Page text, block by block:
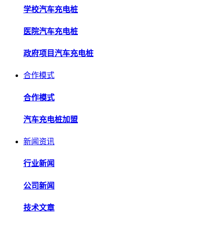
学校汽车充电桩
医院汽车充电桩
政府项目汽车充电桩
合作模式
合作模式
汽车充电桩加盟
新闻资讯
行业新闻
公司新闻
技术文章